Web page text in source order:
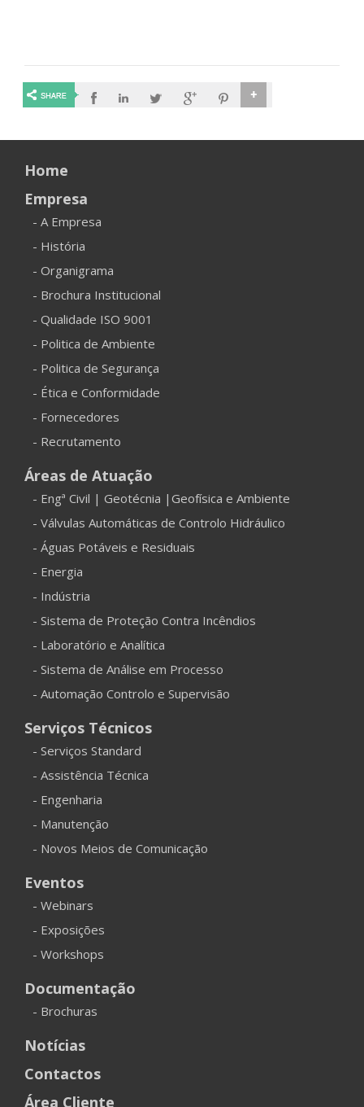
Home
Empresa
- A Empresa
- História
- Organigrama
- Brochura Institucional
- Qualidade ISO 9001
- Politica de Ambiente
- Politica de Segurança
- Ética e Conformidade
- Fornecedores
- Recrutamento
Áreas de Atuação
- Engª Civil | Geotécnia |Geofísica e Ambiente
- Válvulas Automáticas de Controlo Hidráulico
- Águas Potáveis e Residuais
- Energia
- Indústria
- Sistema de Proteção Contra Incêndios
- Laboratório e Analítica
- Sistema de Análise em Processo
- Automação Controlo e Supervisão
Serviços Técnicos
- Serviços Standard
- Assistência Técnica
- Engenharia
- Manutenção
- Novos Meios de Comunicação
Eventos
- Webinars
- Exposições
- Workshops
Documentação
- Brochuras
Notícias
Contactos
Área Cliente